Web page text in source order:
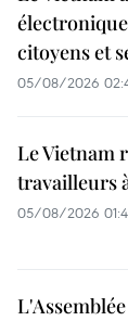
citoyens et
05/08/2026
Le Vietnam
travailleurs
05/08/2026